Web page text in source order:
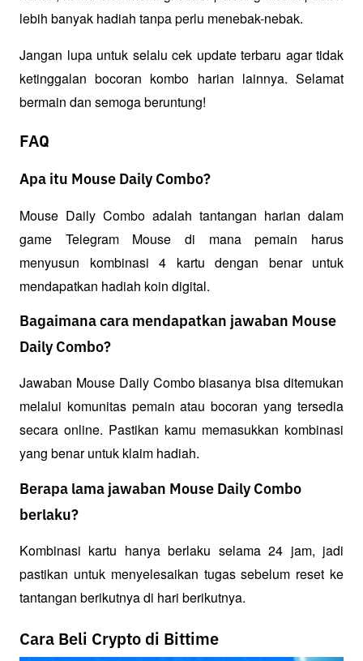
lebih banyak hadiah tanpa perlu menebak-nebak.
Jangan lupa untuk selalu cek update terbaru agar tidak
ketinggalan bocoran kombo harian lainnya. Selamat
bermain dan semoga beruntung!
FAQ
Apa itu Mouse Daily Combo?
Mouse Daily Combo adalah tantangan harian dalam
game Telegram Mouse di mana pemain harus
menyusun kombinasi 4 kartu dengan benar untuk
mendapatkan hadiah koin digital.
Bagaimana cara mendapatkan jawaban Mouse
Daily Combo?
Jawaban Mouse Daily Combo biasanya bisa ditemukan
melalui komunitas pemain atau bocoran yang tersedia
secara online. Pastikan kamu memasukkan kombinasi
yang benar untuk klaim hadiah.
Berapa lama jawaban Mouse Daily Combo
berlaku?
Kombinasi kartu hanya berlaku selama 24 jam, jadi
pastikan untuk menyelesaikan tugas sebelum reset ke
tantangan berikutnya di hari berikutnya.
Cara Beli Crypto di Bittime